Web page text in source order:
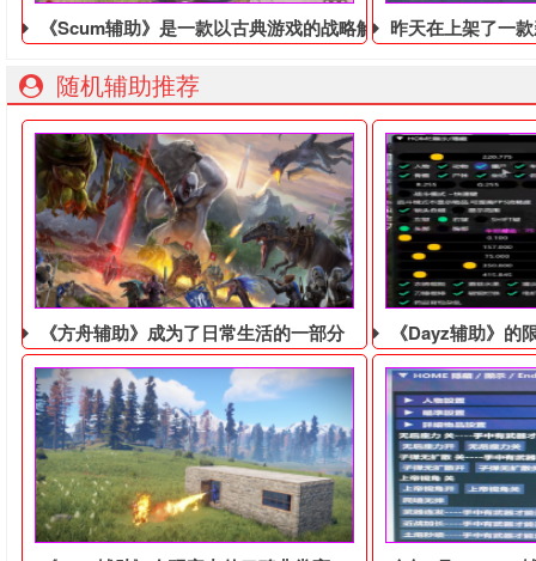
《Scum辅助》是一款以古典游戏的战略解谜辅助昨天在上架了一
随机辅助推荐
《方舟辅助》成为了日常生活的一部分 《Dayz辅助》的